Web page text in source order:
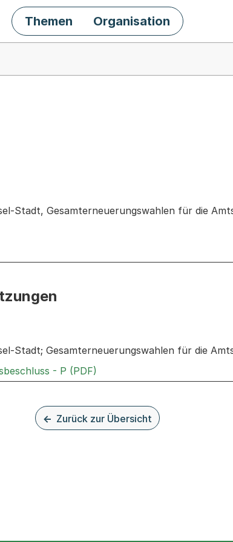
Themen Organisation
Stadt, Gesamterneuerungswahlen für die
zu den Sitzungen zum Geschäft
Stadt; Gesamterneuerungswahlen für die
- P (PDF)
Zurück zur Übersicht